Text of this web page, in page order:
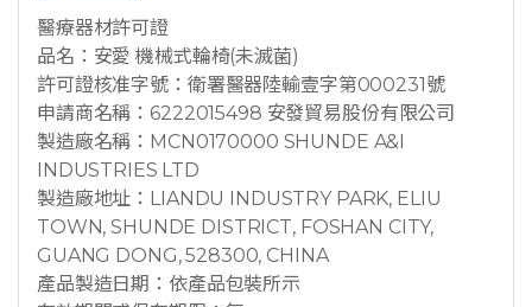
醫療器材許可證
品名：安愛 機械式輪椅(未滅菌)
許可證核准字號：衛署醫器陸輸壹字第000231號
申請商名稱：6222015498 安發貿易股份有限公司
製造廠名稱：MCN0170000 SHUNDE A&I
INDUSTRIES LTD
製造廠地址：LIANDU INDUSTRY PARK, ELIU
TOWN, SHUNDE DISTRICT, FOSHAN CITY,
GUANG DONG, 528300, CHINA
產品製造日期：依產品包裝所示